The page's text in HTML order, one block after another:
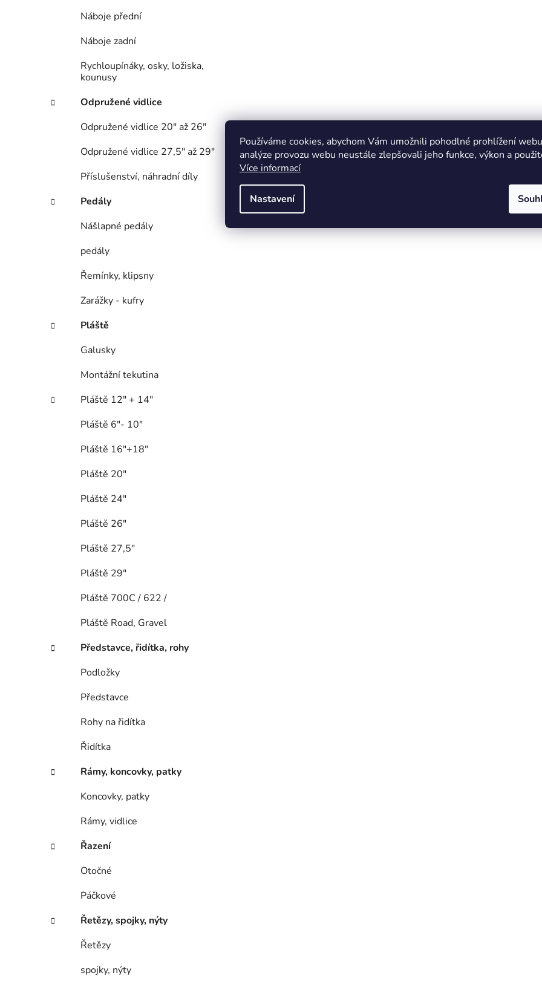
Používáme cookies, abychom Vám umožnili pohodlné prohlížení
analýze provozu webu neustále zlepšovali jeho funkce, výkon a
Více informací
Nastavení
Náboje přední
Náboje zadní
Rychloupínáky, osky, ložiska,
kounusy
Odpružené vidlice
Odpružené vidlice 20" až 26"
Odpružené vidlice 27,5" až 29"
Příslušenství, náhradní díly
Pedály
Nášlapné pedály
pedály
Řemínky, klipsny
Zarážky - kufry
Pláště
Galusky
Montážní tekutina
Pláště 12" + 14"
Pláště 6"- 10"
Pláště 16"+18"
Pláště 20"
Pláště 24"
Pláště 26"
Pláště 27,5"
Pláště 29"
Pláště 700C / 622 /
Pláště Road, Gravel
Představce, řidítka, rohy
Podložky
Představce
Rohy na řidítka
Řidítka
Rámy, koncovky, patky
Koncovky, patky
Rámy, vidlice
Řazení
Otočné
Páčkové
Řetězy, spojky, nýty
Řetězy
spojky, nýty